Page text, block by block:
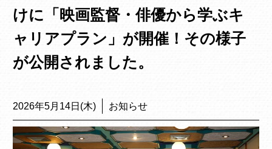
けに「映画監督・俳優から学ぶキ
ャリアプラン」が開催！その様子
が公開されました。
2026年5月14日(木) お知らせ